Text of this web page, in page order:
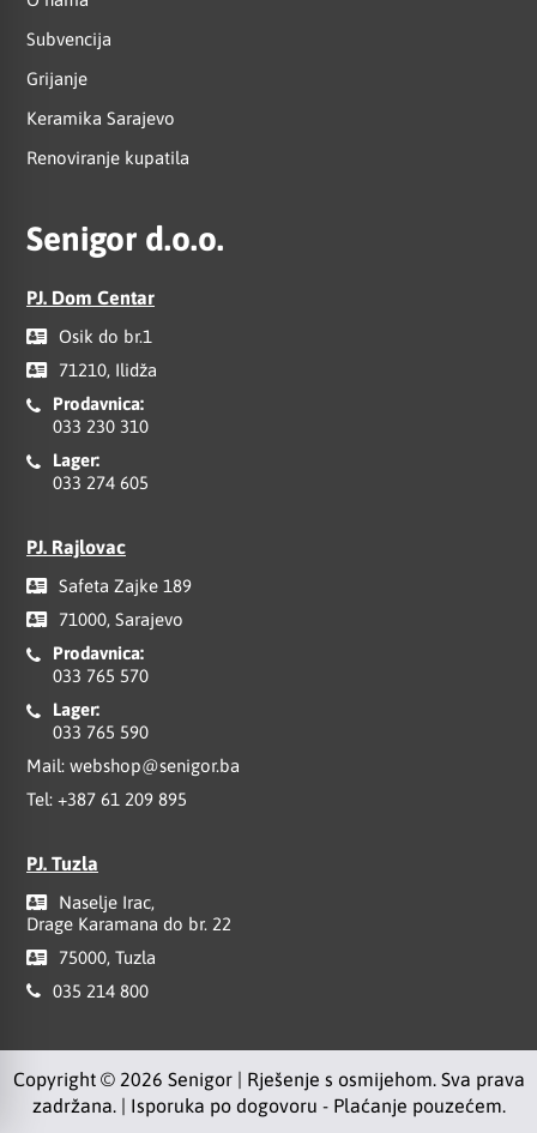
Subvencija
Grijanje
Keramika Sarajevo
Renoviranje kupatila
Senigor d.o.o.
PJ. Dom Centar
Osik do br.1
71210, Ilidža
Prodavnica:
033 230 310
Lager:
033 274 605
PJ. Rajlovac
Safeta Zajke 189
71000, Sarajevo
Prodavnica:
033 765 570
Lager:
033 765 590
Mail: webshop@senigor.ba
Tel: +387 61 209 895
PJ. Tuzla
Naselje Irac,
Drage Karamana do br. 22
75000, Tuzla
035 214 800
Copyright © 2026 Senigor | Rješenje s osmijehom. Sva prava
zadržana. | Isporuka po dogovoru - Plaćanje pouzećem.